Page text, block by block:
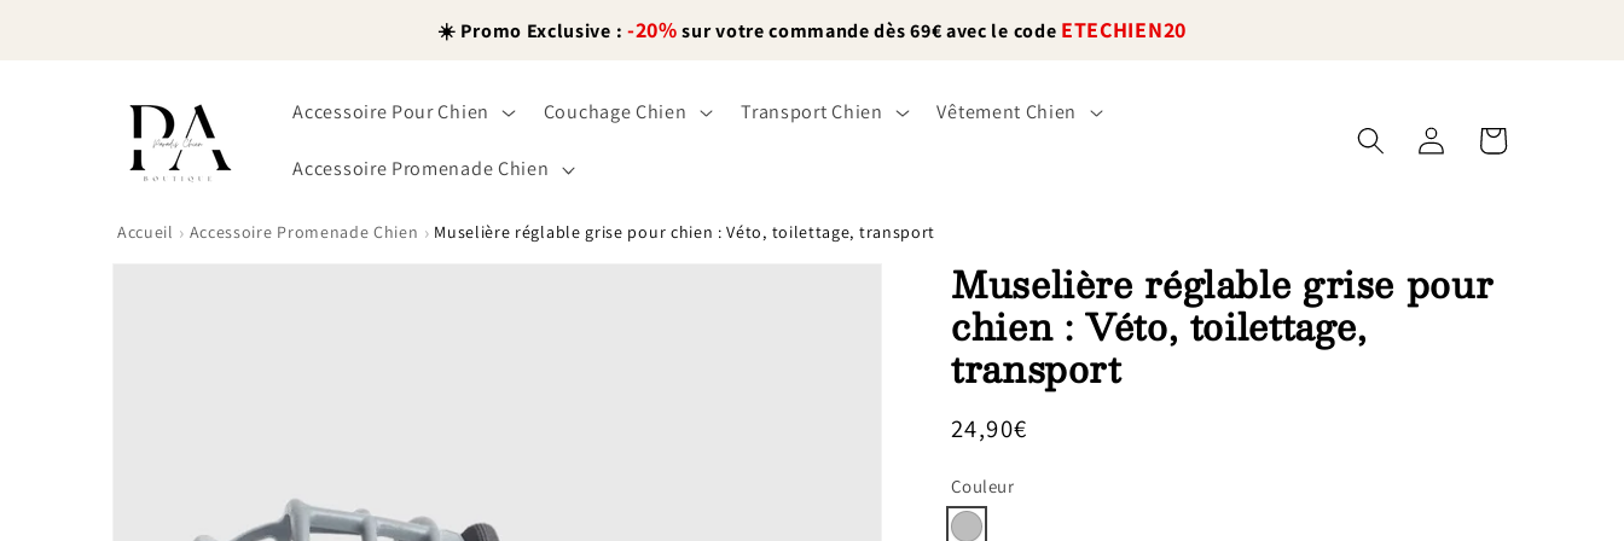
☀️ Promo Exclusive : -20%sur votre commande dès 69€ avec le code ETECHIEN20
Accessoire Pour Chien Couchage Chien Transport Chien Vêtement Chien
Accessoire Promenade Chien
Connexion Panier
Accueil › Accessoire Promenade Chien › Muselière réglable grise pour chien : Véto, toilettage, transport
Muselière réglable grise pour
chien : Véto, toilettage,
transport
Prix
24,90€
Couleur